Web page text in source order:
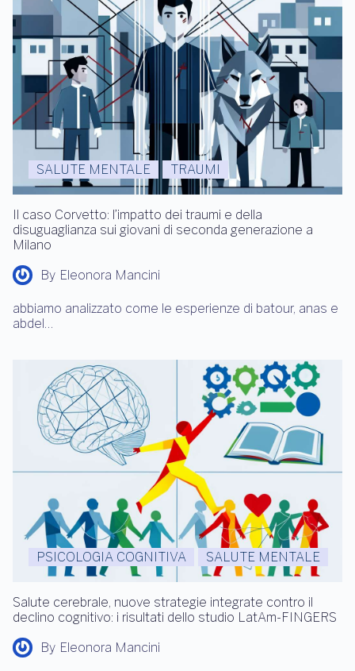
SALUTE MENTALE TRAUMI
Il caso Corvetto: l’impatto dei traumi e della
disuguaglianza sui giovani di seconda generazione a
Milano
By Eleonora Mancini
abbiamo analizzato come le esperienze di batour, anas e
abdel…
PSICOLOGIA COGNITIVA SALUTE MENTALE
Salute cerebrale, nuove strategie integrate contro il
declino cognitivo: i risultati dello studio LatAm-FINGERS
By Eleonora Mancini